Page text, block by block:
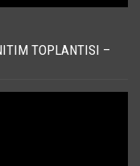
TOPLANTISI –